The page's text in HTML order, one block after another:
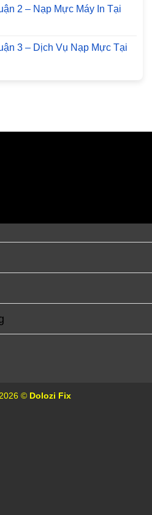
2 – Nạp Mực Máy In Tại
3 – Dịch Vụ Nạp Mực Tại
© Dolozi Fix